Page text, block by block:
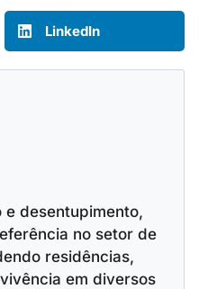
LinkedIn
desentupimento,
no setor de
residências,
em diversos